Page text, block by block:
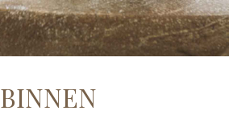
BINNEN